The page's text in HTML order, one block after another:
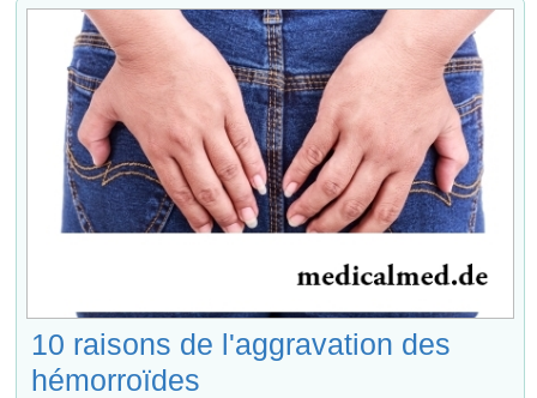
10 raisons de l'aggravation des
hémorroïdes